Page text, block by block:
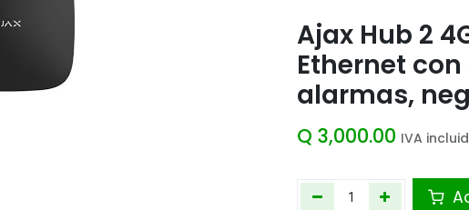
Ajax Hub 2
Ethernet
alarmas,
Q 3,000.00 IVA